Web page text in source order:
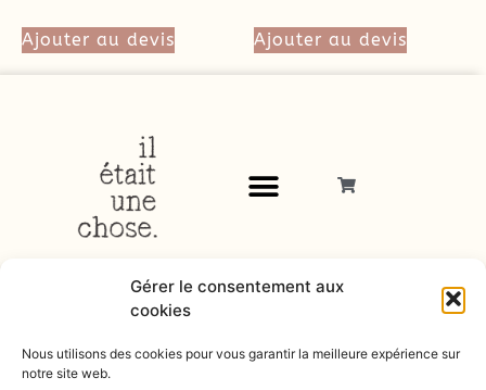
Gérer le consentement aux
cookies
Nous utilisons des cookies pour vous garantir la meilleure expérience sur
notre site web.
Ajouter au devis Ajouter au devis